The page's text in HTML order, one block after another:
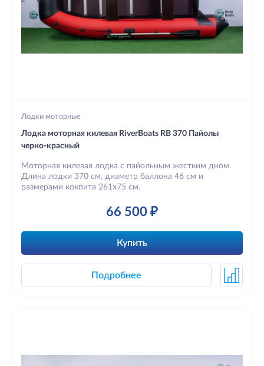
Лодки моторные
Лодка моторная килевая RiverBoats RB 370 Пайолы
черно-красный
Моторная килевая лодка с пайольным жестким дном.
Длина лодки 370 см, диаметр баллона 46 см и
размерами кокпита 261х75 см.
66 500 ₽
Купить
Подробнее